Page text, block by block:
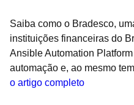
Saiba como o Bradesco,
instituições financeiras do
Ansible Automation
automação e, ao mesmo
o artigo completo